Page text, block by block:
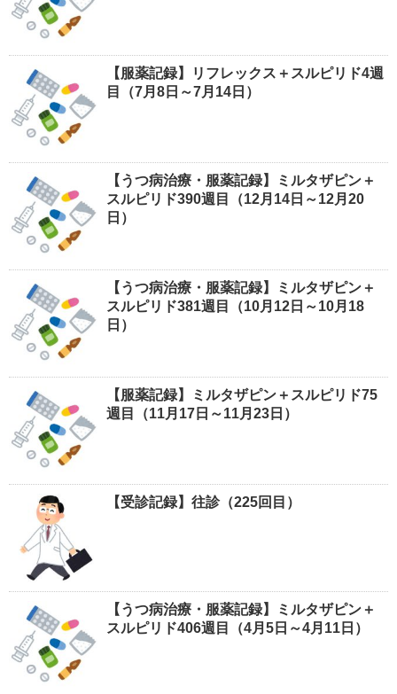
【服薬記録】リフレックス＋スルピリド4週
目（7月8日～7月14日）
【うつ病治療・服薬記録】ミルタザピン＋
スルピリド390週目（12月14日～12月20
日）
【うつ病治療・服薬記録】ミルタザピン＋
スルピリド381週目（10月12日～10月18
日）
【服薬記録】ミルタザピン＋スルピリド75
週目（11月17日～11月23日）
【受診記録】往診（225回目）
【うつ病治療・服薬記録】ミルタザピン＋
スルピリド406週目（4月5日～4月11日）